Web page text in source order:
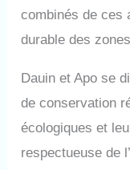
combinés de ces
durable des
Dauin et Apo se
de conservation
écologiques et
respectueuse de